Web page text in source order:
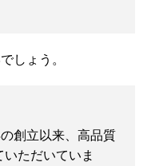
しょう。
創立以来、高品質
ただいていま